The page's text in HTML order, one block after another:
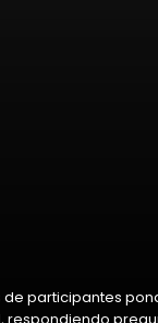
participantes
respondiendo